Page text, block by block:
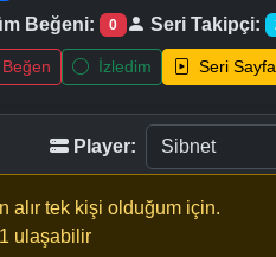
Beğeni: 0 Seri Takipçi:
Beğen İzledim Seri
Player:
alır tek kişi olduğum için.
ulaşabilir